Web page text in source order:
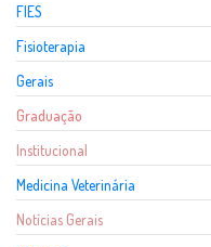
FIES
Fisioterapia
Gerais
Graduação
Institucional
Medicina Veterinária
Notícias Gerais